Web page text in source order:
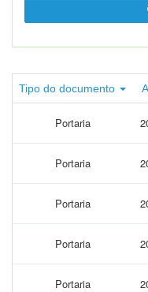
Tipo do documento
Portaria
Portaria
Portaria
Portaria
Portaria